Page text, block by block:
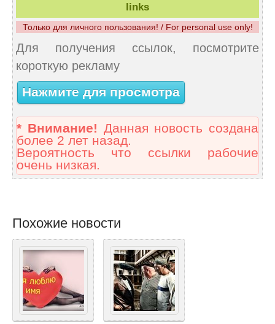
links
Только для личного пользования! / For personal use only!
Для получения ссылок, посмотрите
короткую рекламу
Нажмите для просмотра
* Внимание! Данная новость создана
более 2 лет назад.
Вероятность что ссылки рабочие
очень низкая.
Похожие новости